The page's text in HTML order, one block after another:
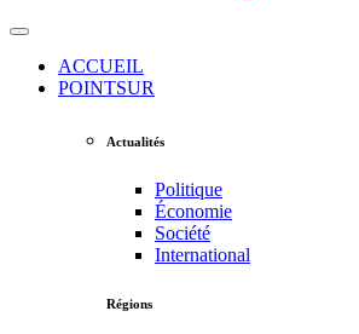
ACCUEIL
POINTSUR
Actualités
Politique
Économie
Société
International
Régions